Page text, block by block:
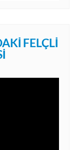
FELÇLI